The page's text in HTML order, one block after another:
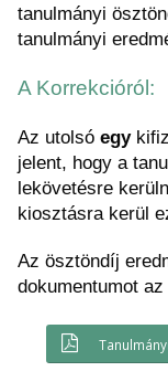
tanulmányi
tanulmányi
A Korrekcióról:
Az utolsó egy
jelent, hogy a
lekövetésre
kiosztásra kerül
Az ösztöndíj
dokumentumot